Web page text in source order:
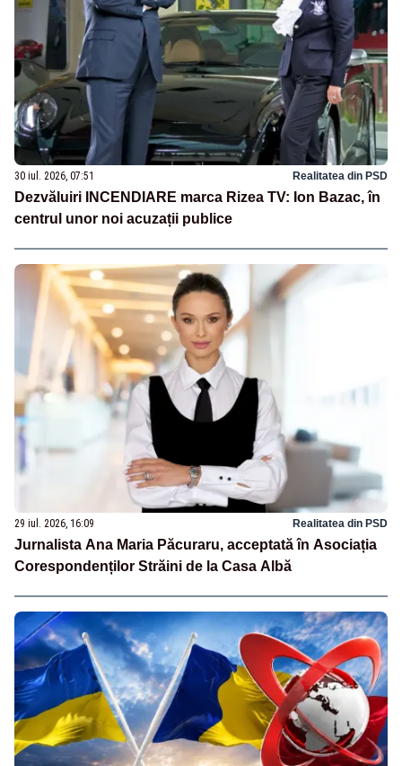
30 iul. 2026, 07:51 Realitatea din PSD
Dezvăluiri INCENDIARE marca Rizea TV: Ion Bazac, în
centrul unor noi acuzații publice
29 iul. 2026, 16:09 Realitatea din PSD
Jurnalista Ana Maria Păcuraru, acceptată în Asociația
Corespondenților Străini de la Casa Albă